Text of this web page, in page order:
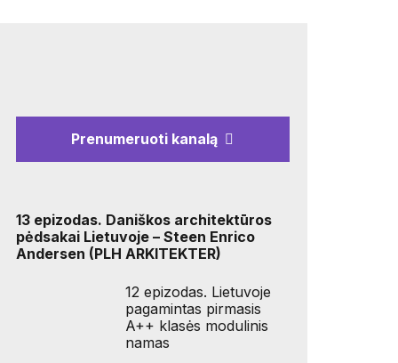
Prenumeruoti kanalą
13 epizodas. Daniškos architektūros
pėdsakai Lietuvoje – Steen Enrico
Andersen (PLH ARKITEKTER)
12 epizodas. Lietuvoje
pagamintas pirmasis
A++ klasės modulinis
namas